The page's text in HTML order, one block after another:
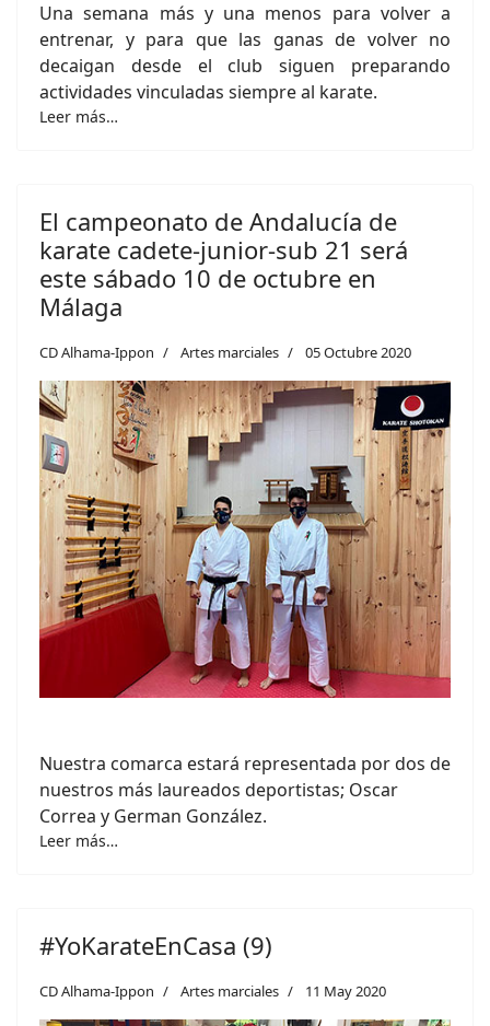
Una semana más y una menos para volver a
entrenar, y para que las ganas de volver no
decaigan desde el club siguen preparando
actividades vinculadas siempre al karate.
Leer más…
El campeonato de Andalucía de
karate cadete-junior-sub 21 será
este sábado 10 de octubre en
Málaga
CD Alhama-Ippon Artes marciales 05 Octubre 2020
Nuestra comarca estará representada por dos de
nuestros más laureados deportistas; Oscar
Correa y German González.
Leer más…
#YoKarateEnCasa (9)
CD Alhama-Ippon Artes marciales 11 May 2020